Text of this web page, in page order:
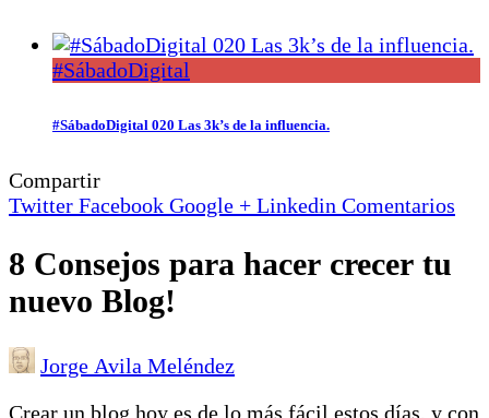
#SábadoDigital
#SábadoDigital 020 Las 3k’s de la influencia.
Compartir
Twitter Facebook Google + Linkedin Comentarios
8 Consejos para hacer crecer tu
nuevo Blog!
Jorge Avila Meléndez
Crear un blog hoy es de lo más fácil estos días, y con